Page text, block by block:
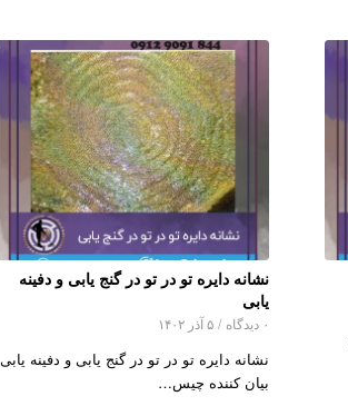
نشانه دایره تو در تو در گنج یابی و دفینه
یابی
۰ دیدگاه / ۵ آذر ۱۴۰۲
نشانه دایره تو در تو در گنج یابی و دفینه یابی
بیان کننده چیس…